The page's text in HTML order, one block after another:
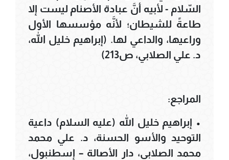
السّلام - لأبيه أنَّ عبادة الأصنام ليست إلا
طاعةً للشيطان؛ لأنَّه مؤسسها الأول
وراعيها، والداعي لها. (إبراهيم خليل الله،
د. علي الصلابي، ص213)
المراجع:
• إبراهيم خليل الله (عليه السلام) داعية
التوحيد والأسو الحسنة، د. علي محمد
محمد الصلابي، دار الأصالة – إسطنبول،